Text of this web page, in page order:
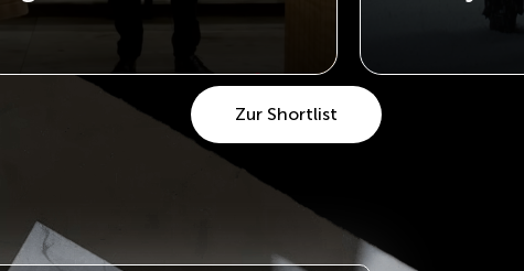
Zur Shortlist